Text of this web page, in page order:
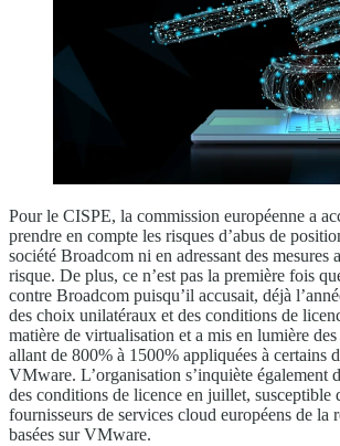
Pour le CISPE, la commission européenne a
prendre en compte les risques d’abus de
société Broadcom ni en adressant des mesures
risque. De plus, ce n’est pas la première fois
contre Broadcom puisqu’il accusait, déjà
des choix unilatéraux et des conditions de
matière de virtualisation et a mis en lumière des
allant de 800% à 1500% appliquées à certains
VMware. L’organisation s’inquiète également
des conditions de licence en juillet, susceptible
fournisseurs de services cloud européens de la
basées sur VMware.